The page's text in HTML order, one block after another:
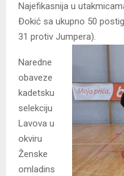
Najefikasnija u
Đokić sa ukupno 50
31 protiv Jumpera).
Naredne
obaveze
kadetsku
selekciju
Lavova u
okviru
Ženske
omladins